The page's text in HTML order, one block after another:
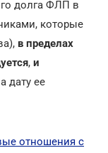
долга ФЛП в
которые
в пределах
, и
дату ее
отношения с